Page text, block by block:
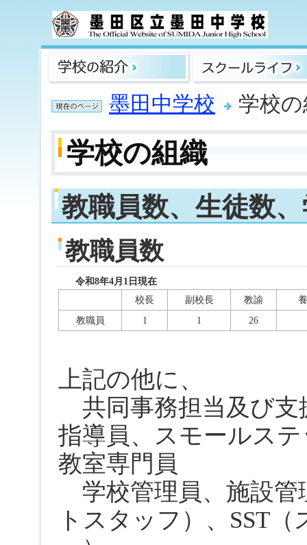
墨田中学校 学校
学校の組織
教職員数、生徒数
教職員数
令和8年4月1日現在
校長
副校長 教諭
教職員
1 1 26
上記の他に、
共同事務担当及び支
指導員、スモールス
教室専門員
学校管理員、施設管
トスタッフ）、SST